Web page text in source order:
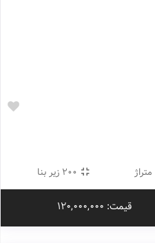
200 زیر بنا
قیمت: 120,000,000